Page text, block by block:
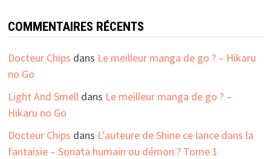
COMMENTAIRES RÉCENTS
Docteur Chips dans Le meilleur manga de go ? – Hikaru
no Go
Light And Smelldans Le meilleur manga de go ? –
Hikaru no Go
Docteur Chips dans L’auteure de Shine ce lance dans la
fantaisie – Sonata humain ou démon ? Tome 1